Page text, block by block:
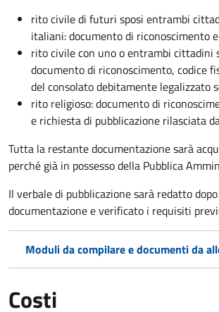
rito civile di futuri sposi entrambi
italiani: documento di riconoscimento
rito civile con uno o entrambi cittadini
documento di riconoscimento, codice
del consolato debitamente legalizzato
rito religioso: documento di
e richiesta di pubblicazione rilasciata
Tutta la restante documentazione sarà
perché già in possesso della Pubblica
Il verbale di pubblicazione sarà redatto
documentazione e verificato i requisiti
Moduli da compilare e documenti da
Costi